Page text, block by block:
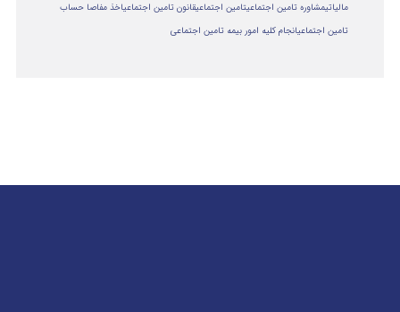
مالياتيمشاوره تامین اجتماعیتامین اجتماعیقانون تامین اجتماعیاخذ مفاصا حساب
تامین اجتماعیانجام کلیه امور بیمه تامین اجتماعی